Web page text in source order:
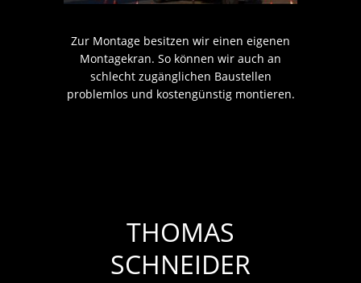
Zur Montage besitzen wir einen eigenen
Montagekran. So können wir auch an
schlecht zugänglichen Baustellen
problemlos und kostengünstig montieren.
THOMAS
SCHNEIDER